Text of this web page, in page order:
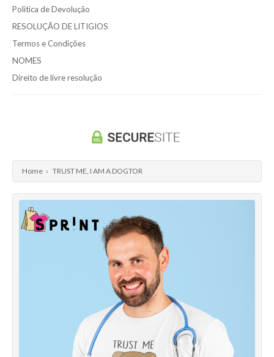
Politica de Devolução
RESOLUÇÃO DE LITIGIOS
Termos e Condições
NOMES
Direito de livre resolução
Home › TRUST ME, I AM A DOGTOR